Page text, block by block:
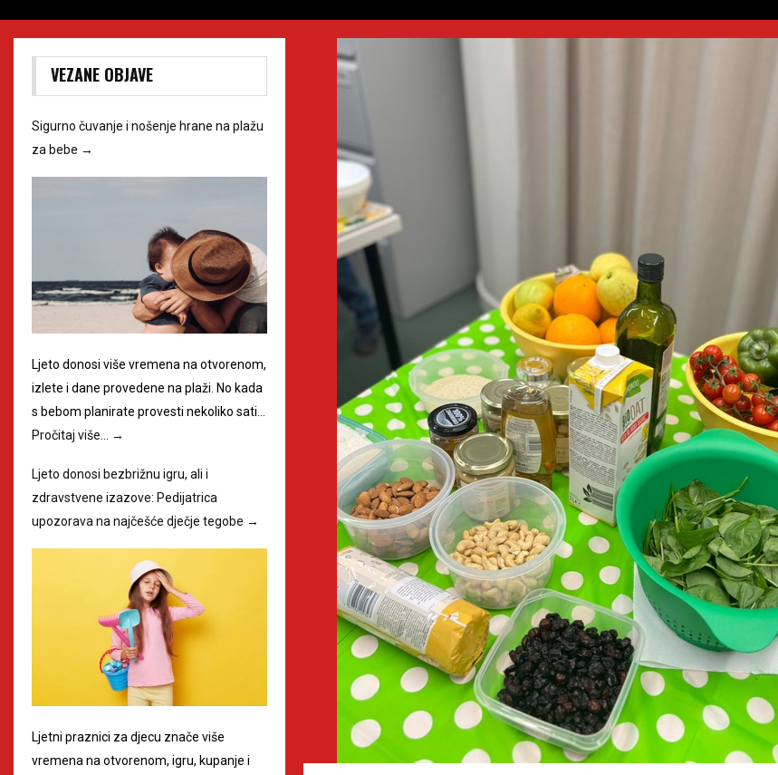
VEZANE OBJAVE
Sigurno čuvanje i nošenje hrane na plažu
za bebe →
Ljeto donosi više vremena na otvorenom,
izlete i dane provedene na plaži. No kada
s bebom planirate provesti nekoliko sati…
Pročitaj više… →
Ljeto donosi bezbrižnu igru, ali i
zdravstvene izazove: Pedijatrica
upozorava na najčešće dječje tegobe →
Ljetni praznici za djecu znače više
vremena na otvorenom, igru, kupanje i